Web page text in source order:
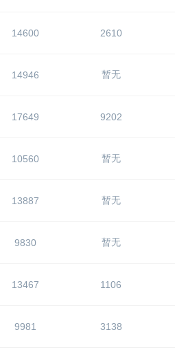
14600 2610
14946 暂无
17649 9202
10560 暂无
13887 暂无
9830 暂无
13467 1106
9981 3138